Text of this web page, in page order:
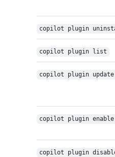
copilot plugin
copilot plugin list
copilot plugin update
copilot plugin enable
copilot plugin disable